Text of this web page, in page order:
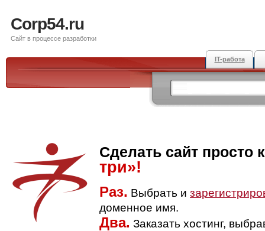
Corp54.ru
Сайт в процессе разработки
IT-работа
Сделать сайт просто
три»!
Раз. Выбрать и
доменное имя.
Два. Заказать хостинг,